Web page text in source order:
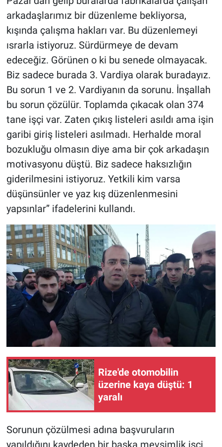
arkadaşlarımız bir düzenleme bekliyorsa,
kışında çalışma hakları var. Bu düzenlemeyi
ısrarla istiyoruz. Sürdürmeye de devam
edeceğiz. Görünen o ki bu senede olmayacak.
Biz sadece burada 3. Vardiya olarak buradayız.
Bu sorun 1 ve 2. Vardiyanın da sorunu. İnşallah
bu sorun çözülür. Toplamda çıkacak olan 374
tane işçi var. Zaten çıkış listeleri asıldı ama işin
garibi giriş listeleri asılmadı. Herhalde moral
bozukluğu olmasın diye ama bir çok arkadaşın
motivasyonu düştü. Biz sadece haksızlığın
giderilmesini istiyoruz. Yetkili kim varsa
düşünsünler ve yaz kış düzenlenmesini
yapsınlar” ifadelerini kullandı.
Rize'de otomobilin
üzerine kaya düştü: 1
yaralı
Sorunun çözülmesi adına başvuruların